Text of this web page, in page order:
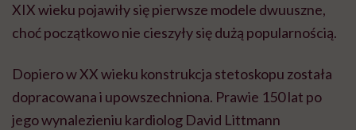
XIX wieku pojawiły się pierwsze modele dwuuszne,
choć początkowo nie cieszyły się dużą popularnością.
Dopiero w XX wieku konstrukcja stetoskopu została
dopracowana i upowszechniona. Prawie 150 lat po
jego wynalezieniu kardiolog David Littmann